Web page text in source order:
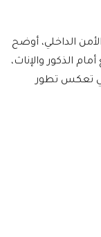
الداخلي، أوضح
الذكور والإناث،
تعكس تطور